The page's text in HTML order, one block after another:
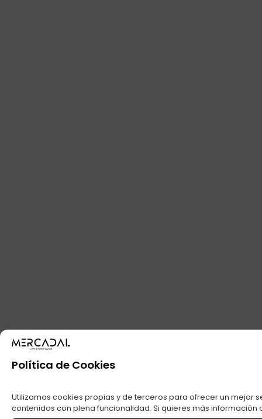
Política de Cookies
Utilizamos cookies propias y de terceros para ofrecer un mejor
contenidos con plena funcionalidad. Si quieres más